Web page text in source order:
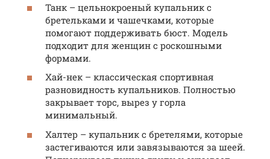
Танк – цельнокроеный купальник с
бретельками и чашечками, которые
помогают поддерживать бюст. Модель
подходит для женщин с роскошными
формами.
Хай-нек – классическая спортивная
разновидность купальников. Полностью
закрывает торс, вырез у горла
минимальный.
Халтер – купальник с бретелями, которые
застегиваются или завязываются за шеей.